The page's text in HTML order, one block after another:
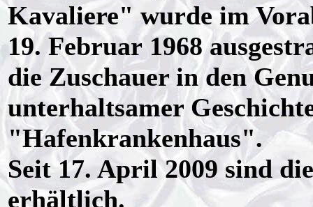
Kavaliere" wurde im
19. Februar 1968
die Zuschauer in den
unterhaltsamer
"Hafenkrankenhaus".
Seit 17. April 2009 sind
erhältlich.